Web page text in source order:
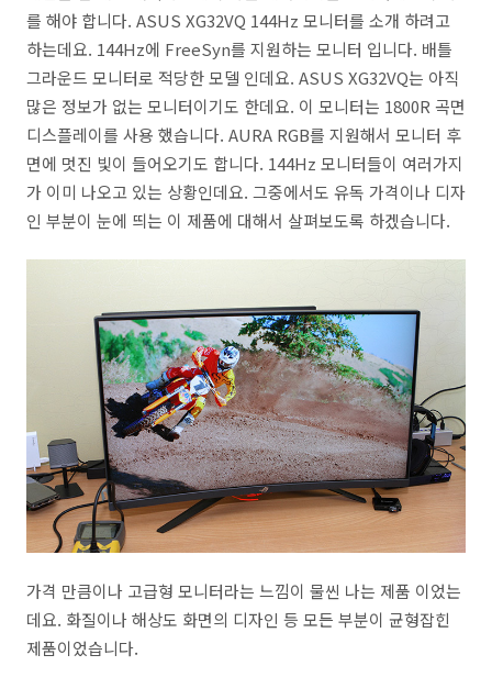
를 해야 합니다. ASUS XG32VQ 144Hz 모니터를 소개 하려고
하는데요. 144Hz에 FreeSyn를 지원하는 모니터 입니다. 배틀
그라운드 모니터로 적당한 모델 인데요. ASUS XG32VQ는 아직
많은 정보가 없는 모니터이기도 한데요. 이 모니터는 1800R 곡면
디스플레이를 사용 했습니다. AURA RGB를 지원해서 모니터 후
면에 멋진 빛이 들어오기도 합니다. 144Hz 모니터들이 여러가지
가 이미 나오고 있는 상황인데요. 그중에서도 유독 가격이나 디자
인 부분이 눈에 띄는 이 제품에 대해서 살펴보도록 하겠습니다.
가격 만큼이나 고급형 모니터라는 느낌이 물씬 나는 제품 이었는
데요. 화질이나 해상도 화면의 디자인 등 모든 부분이 균형잡힌
제품이었습니다.